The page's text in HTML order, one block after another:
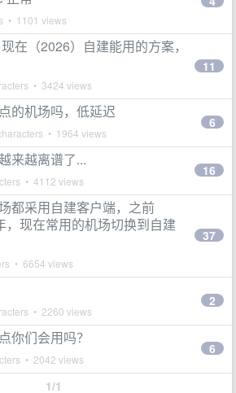
• 1101 views
在（2026）自建能用的方案，
• 3424 views
11
的机场吗，低延迟
• 1964 views
6
来越离谱了...
• 4112 views
16
都采用自建客户端，之前
，现在常用的机场切换到自建
• 6654 views
37
• 2260 views
2
你们会用吗？
• 2042 views
6
1/1